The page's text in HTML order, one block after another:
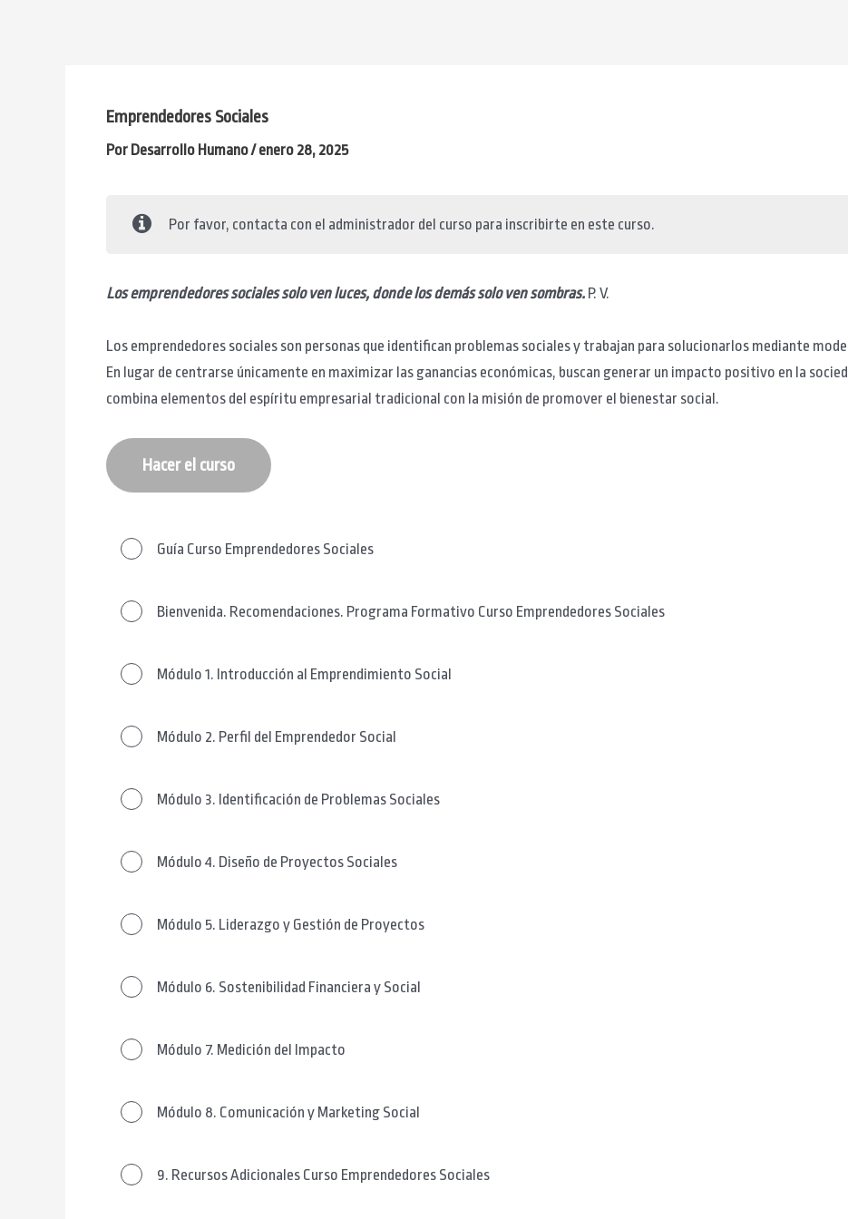
Emprendedores Sociales
Por Desarrollo Humano/enero 28, 2025
Por favor, contacta con el administrador del curso para inscribirte en este curso.
Los emprendedores sociales solo ven luces, donde los demás solo ven sombras. P. V.
Los emprendedores sociales son personas que identifican problemas sociales y trabajan para solucionarlos mediante
En lugar de centrarse únicamente en maximizar las ganancias económicas, buscan generar un impacto positivo en la
combina elementos del espíritu empresarial tradicional con la misión de promover el bienestar social.
Hacer el curso
Guía Curso Emprendedores Sociales
Bienvenida. Recomendaciones. Programa Formativo Curso Emprendedores Sociales
Módulo 1. Introducción al Emprendimiento Social
Módulo 2. Perfil del Emprendedor Social
Módulo 3. Identificación de Problemas Sociales
Módulo 4. Diseño de Proyectos Sociales
Módulo 5. Liderazgo y Gestión de Proyectos
Módulo 6. Sostenibilidad Financiera y Social
Módulo 7. Medición del Impacto
Módulo 8. Comunicación y Marketing Social
9. Recursos Adicionales Curso Emprendedores Sociales